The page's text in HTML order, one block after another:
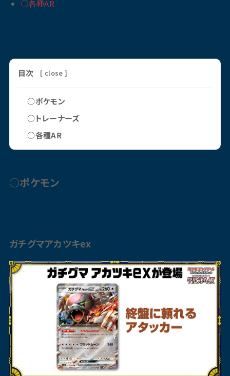
○各種AR
目次 [ close ]
○ポケモン
○トレーナーズ
○各種AR
○ポケモン
ガチグマアカツキex